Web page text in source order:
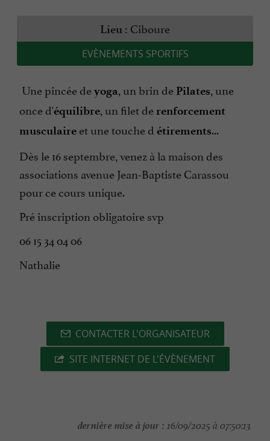
Lieu : Ciboure
EVÈNEMENTS SPORTIFS
Une pincée deyoga, un brin de Pilates, une
once d'équilibre, un filet de renforcement
musculaire et une touche d étirements...
Dès le 16 septembre, venez à la maison des
associations avenue Jean-Baptiste Carassou
pour ce cours unique.
Pré inscription obligatoire svp
06 15 34 04 06
Nathalie
CONTACTER L'ORGANISATEUR
SITE INTERNET DE L'ÉVÈNEMENT
dernière mise à jour : 16/09/2025 à 07:50:13